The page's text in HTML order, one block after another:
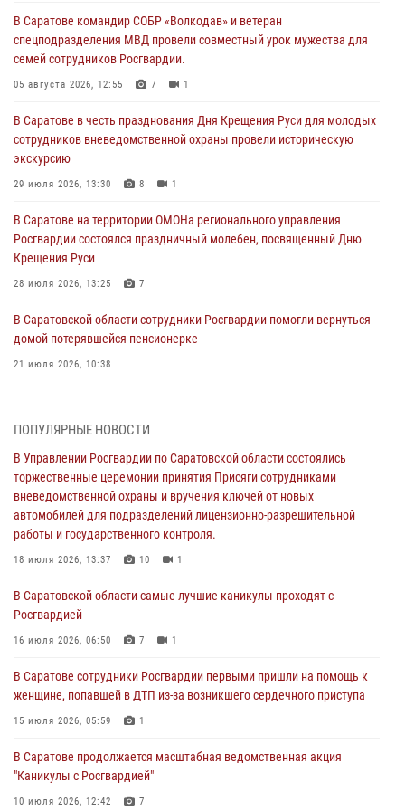
В Саратове командир СОБР «Волкодав» и ветеран
спецподразделения МВД провели совместный урок мужества для
семей сотрудников Росгвардии.
05 августа 2026, 12:55 7 1
В Саратове в честь празднования Дня Крещения Руси для молодых
сотрудников вневедомственной охраны провели историческую
экскурсию
29 июля 2026, 13:30 8 1
В Саратове на территории ОМОНа регионального управления
Росгвардии состоялся праздничный молебен, посвященный Дню
Крещения Руси
28 июля 2026, 13:25 7
В Саратовской области сотрудники Росгвардии помогли вернуться
домой потерявшейся пенсионерке
21 июля 2026, 10:38
вневедомственной охраны и вручения ключей от новых
автомобилей для подразделений лицензионно-разрешительной
работы и государственного контроля.
18 июля 2026, 13:37 10 1
В Саратовской области самые лучшие каникулы проходят с
Росгвардией
В Саратове сотрудники Росгвардии первыми пришли на помощь к
женщине, попавшей в ДТП из-за возникшего сердечного приступа
В Саратове продолжается масштабная ведомственная акция
"Каникулы с Росгвардией"
В Саратовской области при содействии спецназа Росгвардии
задержан подозреваемый в незаконном обороте наркотиков
ПОПУЛЯРНЫЕ НОВОСТИ
В Управлении Росгвардии по Саратовской области состоялись
торжественные церемонии принятия Присяги сотрудниками
вневедомственной охраны и вручения ключей от новых
автомобилей для подразделений лицензионно-разрешительной
работы и государственного контроля.
18 июля 2026, 13:37 10 1
В Саратовской области самые лучшие каникулы проходят с
Росгвардией
16 июля 2026, 06:50 7 1
В Саратове сотрудники Росгвардии первыми пришли на помощь к
женщине, попавшей в ДТП из-за возникшего сердечного приступа
15 июля 2026, 05:59 1
В Саратове продолжается масштабная ведомственная акция
"Каникулы с Росгвардией"
10 июля 2026, 12:42 7